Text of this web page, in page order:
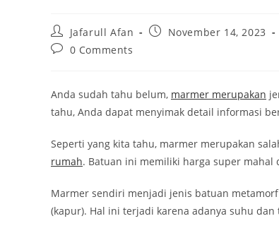
Post
author:
Jafarull Afan
PostNovember 14, 2023
Post0 Comments
Anda sudah tahu belum, marmer merupakan
tahu, Anda dapat menyimak detail informasi
Seperti yang kita tahu, marmer merupakan
rumah. Batuan ini memiliki harga super mahal
Marmer sendiri menjadi jenis batuan
(kapur). Hal ini terjadi karena adanya suhu dan